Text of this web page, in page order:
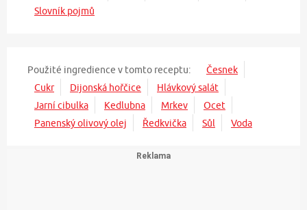
Slovník pojmů
Použité ingredience v tomto receptu:
Česnek
Cukr
Dijonská hořčice
Hlávkový salát
Jarní cibulka
Kedlubna Mrkev
Ocet
Panenský olivový olej
Ředkvička Sůl Voda